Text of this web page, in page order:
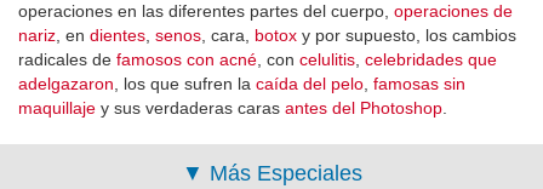
operaciones en las diferentes partes del cuerpo, operaciones de
nariz , en dientes senos , cara, botox y por supuesto, los cambios
radicales de famosos con acné , con celulitis celebridades que
adelgazaron , los que sufren la caída del pelo famosas sin
maquillaje y sus verdaderas caras antes del Photoshop
▼ Más Especiales